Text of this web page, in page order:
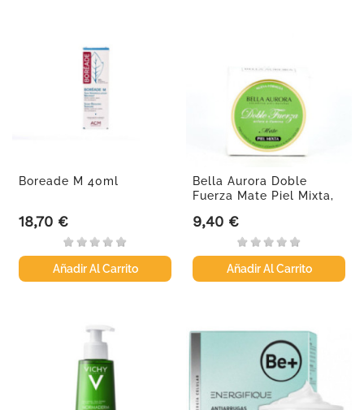
Boreade M 40ml
Precio
18,70 €
Añadir Al Carrito
Bella Aurora Doble
Fuerza Mate Piel Mixta,
Precio
9,40 €
Añadir Al Carrito